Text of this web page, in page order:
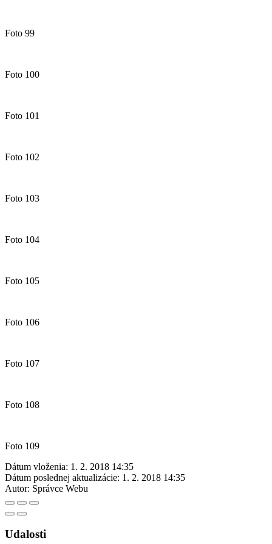
Foto 99
Foto 100
Foto 101
Foto 102
Foto 103
Foto 104
Foto 105
Foto 106
Foto 107
Foto 108
Foto 109
Dátum vloženia: 1. 2. 2018 14:35
Dátum poslednej aktualizácie: 1. 2. 2018 14:35
Autor: Správce Webu
Udalosti